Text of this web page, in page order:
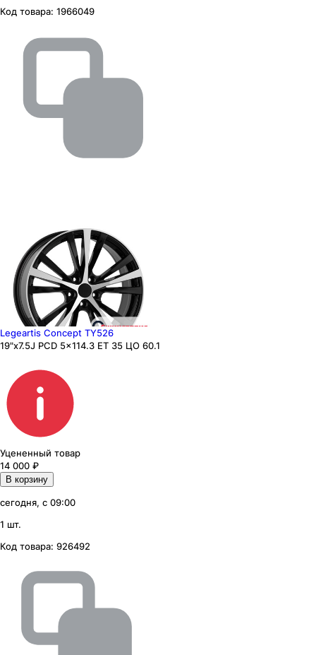
Код товара: 1966049
Legeartis Concept TY526
19"x7.5J PCD 5x114.3 ЕТ 35 ЦО 60.1
Уцененный товар
14 000 ₽
В корзину
сегодня, с 09:00
1 шт.
Код товара: 926492